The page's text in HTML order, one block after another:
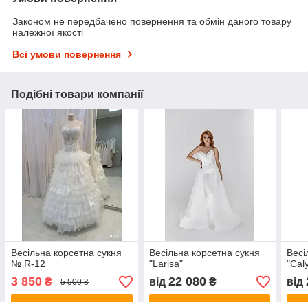
Законом не передбачено повернення та обмін даного товару
належної якості
Всі умови повернення
Подібні товари компанії
Весільна корсетна сукня
№ R-12
3 850 ₴ 5 500 ₴
Весільна корсетна сукня
"Larisa"
від 22 080₴ від